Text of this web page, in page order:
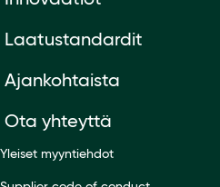
Laatustandardit
Ajankohtaista
Ota yhteyttä
Yleiset myyntiehdot